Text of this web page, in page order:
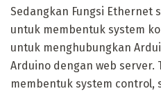
Sedangkan Fungsi Ethernet
untuk membentuk system
untuk menghubungkan
Arduino dengan web server.
membentuk system control,